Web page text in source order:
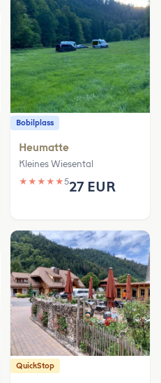
Bobilplass
Heumatte
Kleines Wiesental
★ ★ ★ ★ ★527 EUR
QuickStop